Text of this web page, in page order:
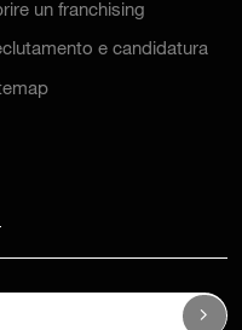
un franchising
e candidatura